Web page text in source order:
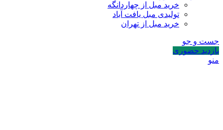
خرید مبل از چهاردانگه
تولیدی مبل یافت آباد
خرید مبل از تهران
جست و جو
بازدید حضوری
منو